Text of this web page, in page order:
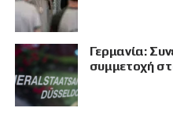
Γερμανία:
συμμετοχή